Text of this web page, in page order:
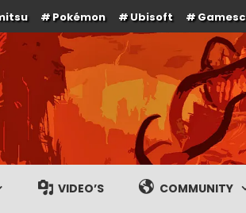
Pokémon Ubisoft
gameplay streams
VIDEO’S COMMUNITY